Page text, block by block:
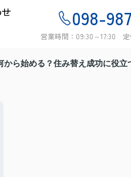
098-
営業時間：09:30～17:30 定
ら始める？住み替え成功に役立